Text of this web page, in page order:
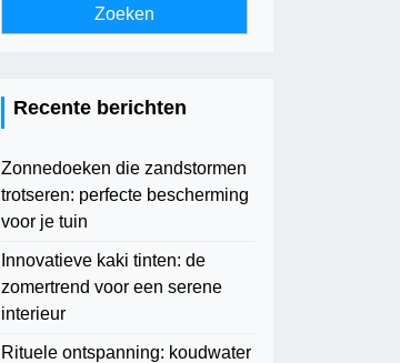
Recente berichten
Zonnedoeken die zandstormen
trotseren: perfecte bescherming
voor je tuin
Innovatieve kaki tinten: de
zomertrend voor een serene
interieur
Rituele ontspanning: koudwater